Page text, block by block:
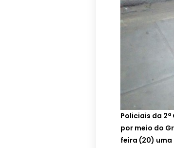
Policiais da
por meio do
feira (20) uma